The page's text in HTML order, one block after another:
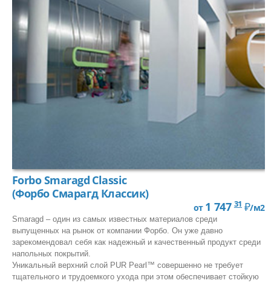
Forbo Smaragd Classic
(Форбо Смарагд Классик)
от 1 747 31 ₽/м2
Smaragd – один из самых известных материалов среди
выпущенных на рынок от компании Форбо. Он уже давно
зарекомендовал себя как надежный и качественный продукт среди
напольных покрытий.
Уникальный верхний слой PUR Pearl™ совершенно не требует
тщательного и трудоемкого ухода при этом обеспечивает стойкую